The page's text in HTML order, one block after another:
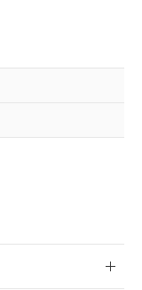
当社の製
との取
"個人情報
ドするこ
証明書
期間は出
ら備考